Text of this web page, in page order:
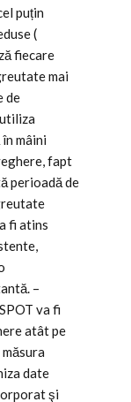
puțin
(
fiecare
mai
de
mâini
fapt
perioadă de
fi atins
–
va fi
atât pe
date
şi